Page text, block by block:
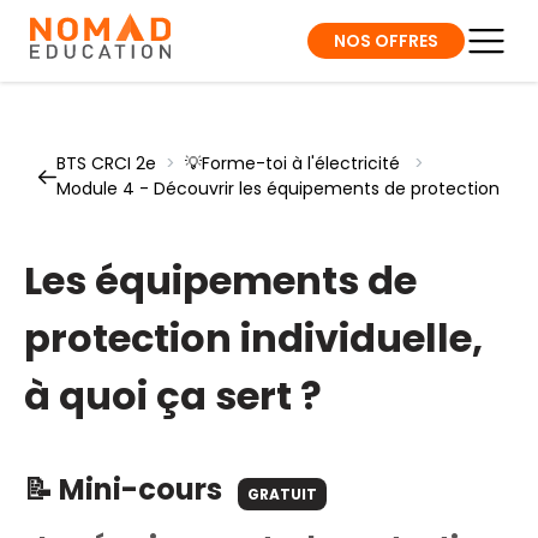
NOS OFFRES
BTS CRCI 2e > 💡Forme-toi à l'électricité
>
Module 4 - Découvrir les équipements de protection
Les équipements de
protection individuelle,
à quoi ça sert ?
📝 Mini-cours GRATUIT